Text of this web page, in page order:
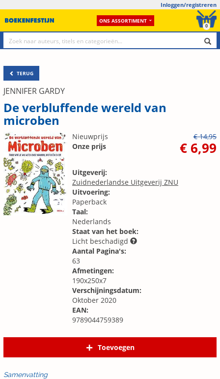
Inloggen/registreren
ONS ASSORTIMENT
0
TERUG
JENNIFER GARDY
De verbluffende wereld van
microben
Nieuwprijs
€ 14,95
Onze prijs
€ 6,99
Uitgeverij:
Zuidnederlandse Uitgeverij ZNU
Uitvoering:
Paperback
Taal:
Nederlands
Staat van het boek:
Licht beschadigd
Aantal Pagina's:
63
Afmetingen:
190x250x7
Verschijningsdatum:
Oktober 2020
EAN:
9789044759389
Toevoegen
Samenvatting